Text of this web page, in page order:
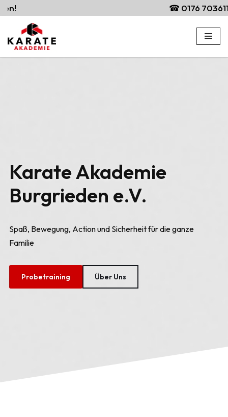
Zum
Inhalt
springen
☎ 0176 70361197
Karate Akademie
Burgrieden e.V.
Spaß, Bewegung, Action und Sicherheit für die ganze
Familie
Probetraining Über Uns